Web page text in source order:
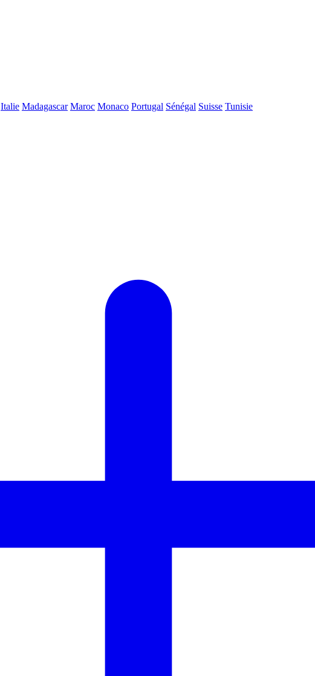
Italie Madagascar Maroc Monaco Portugal Sénégal Suisse Tunisie